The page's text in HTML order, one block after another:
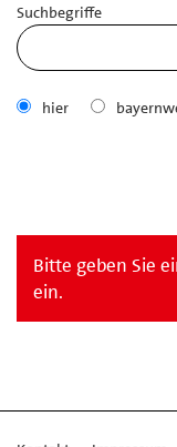
Suchbegriffe
hier
Bitte geben Sie
ein.